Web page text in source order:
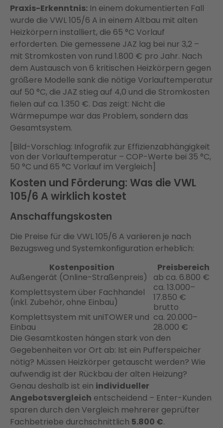
Praxis-Erkenntnis: In einem dokumentierten Fall
wurde die VWL 105/6 A in einem Altbau mit alten
Heizkörpern installiert, die 65 °C Vorlauf
erforderten. Die gemessene JAZ lag bei nur 3,2 –
mit Stromkosten von rund 1.800 € pro Jahr. Nach
dem Austausch von 6 kritischen Heizkörpern gegen
größere Modelle sank die nötige Vorlauftemperatur
auf 50 °C, die JAZ stieg auf 4,0 und die Stromkosten
fielen auf ca. 1.350 €. Das zeigt: Nicht die
Wärmepumpe war das Problem, sondern das
Gesamtsystem.
[Bild-Vorschlag: Infografik zur Effizienzabhängigkeit
von der Vorlauftemperatur – COP-Werte bei 35 °C,
50 °C und 65 °C Vorlauf im Vergleich]
Kosten und Förderung: Was die VWL
105/6 A wirklich kostet
Anschaffungskosten
Die Preise für die VWL 105/6 A variieren je nach
Bezugsweg und Systemkonfiguration erheblich:
Kostenposition
Preisbereich
Außengerät (Online-Straßenpreis)
ab ca. 6.800 €
Komplettsystem über Fachhandel
(inkl. Zubehör, ohne Einbau)
ca. 13.000–
17.850 €
brutto
Komplettsystem mit uniTOWER und
Einbau
ca. 20.000–
28.000 €
Die Gesamtkosten hängen stark von den
Gegebenheiten vor Ort ab: Ist ein Pufferspeicher
nötig? Müssen Heizkörper getauscht werden? Wie
aufwendig ist der Rückbau der alten Heizung?
Genau deshalb ist ein individueller
Angebotsvergleich entscheidend – Enter-Kunden
sparen durch den Vergleich mehrerer geprüfter
Fachbetriebe durchschnittlich 5.800 €.